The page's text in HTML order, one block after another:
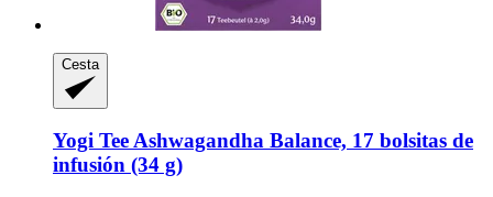
Cesta
Yogi TeeAshwagandha Balance, 17 bolsitas de
infusión (34 g)